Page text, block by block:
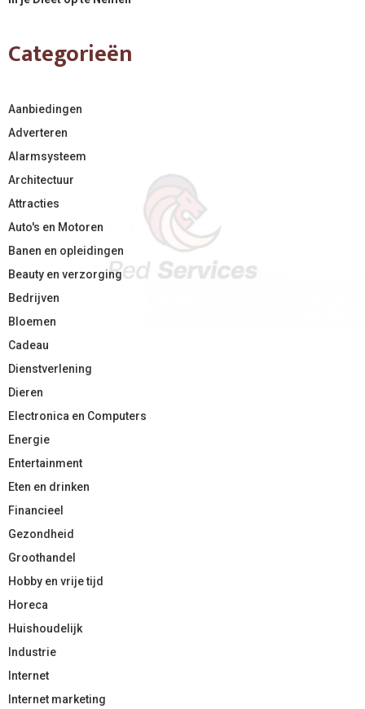
Categorieën
Aanbiedingen
Adverteren
Alarmsysteem
Architectuur
Attracties
Auto's en Motoren
Banen en opleidingen
Beauty en verzorging
Bedrijven
Bloemen
Cadeau
Dienstverlening
Dieren
Electronica en Computers
Energie
Entertainment
Eten en drinken
Financieel
Gezondheid
Groothandel
Hobby en vrije tijd
Horeca
Huishoudelijk
Industrie
Internet
Internet marketing